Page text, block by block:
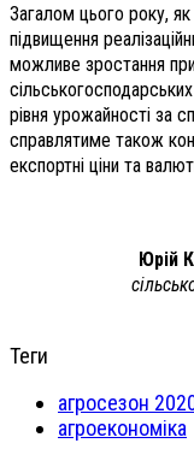
Загалом цього року, як
підвищення
можливе зростання
рівня урожайності за
справлятиме також
експортні ціни та
Юрій
Теги
агросезон
агроекономіка